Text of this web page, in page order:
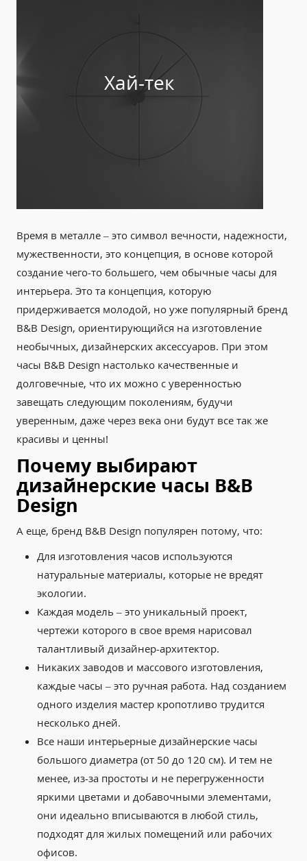
Хай-тек
Время в металле – это символ вечности, надежности,
мужественности, это концепция, в основе которой
создание чего-то большего, чем обычные часы для
интерьера. Это та концепция, которую
придерживается молодой, но уже популярный бренд
B&B Design, ориентирующийся на изготовление
необычных, дизайнерских аксессуаров. При этом
часы B&B Design настолько качественные и
долговечные, что их можно с уверенностью
завещать следующим поколениям, будучи
уверенным, даже через века они будут все так же
красивы и ценны!
Почему выбирают
дизайнерские часы B&B
Design
А еще, бренд B&B Design популярен потому, что:
Для изготовления часов используются
натуральные материалы, которые не вредят
экологии.
Каждая модель – это уникальный проект,
чертежи которого в свое время нарисовал
талантливый дизайнер-архитектор.
Никаких заводов и массового изготовления,
каждые часы – это ручная работа. Над созданием
одного изделия мастер кропотливо трудится
несколько дней.
Все наши интерьерные дизайнерские часы
большого диаметра (от 50 до 120 см). И тем не
менее, из-за простоты и не перегруженности
яркими цветами и добавочными элементами,
они идеально вписываются в любой стиль,
подходят для жилых помещений или рабочих
офисов.